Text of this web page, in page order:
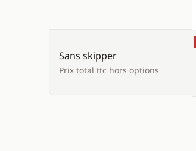
Sans skipper
Prix total ttc hors options